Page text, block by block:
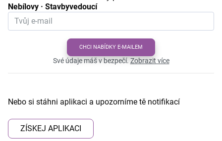
Nebílovy · Stavbyvedoucí
CHCI NABÍDKY E-MAILEM
Své údaje máš v bezpečí.Zobrazit více
Nebo si stáhni aplikaci a upozorníme tě notifikací
ZÍSKEJ APLIKACI